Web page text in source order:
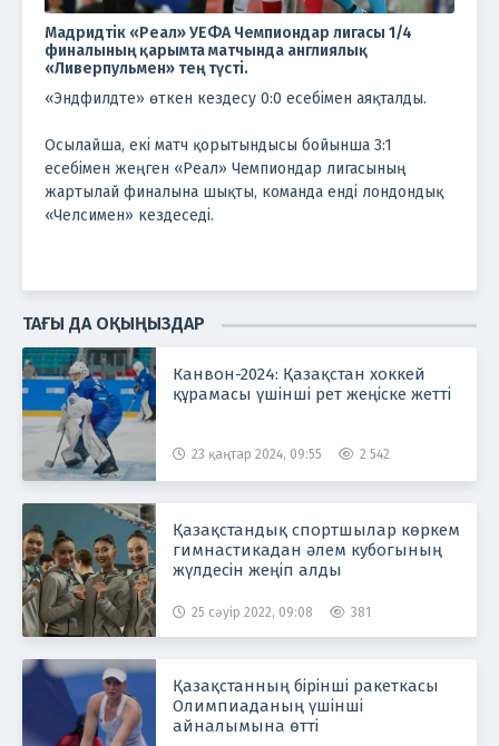
Мадридтік «Реал» УЕФА Чемпиондар лигасы 1/4
финалының қарымта матчында англиялық
«Ливерпульмен» тең түсті.
«Эндфилдте» өткен кездесу 0:0 есебімен аяқталды.
Осылайша, екі матч қорытындысы бойынша 3:1
есебімен жеңген «Реал» Чемпиондар лигасының
жартылай финалына шықты, команда енді лондондық
«Челсимен» кездеседі.
ТАҒЫ ДА ОҚЫҢЫЗДАР
Канвон-2024: Қазақстан хоккей
құрамасы үшінші рет жеңіске жетті
23 қаңтар 2024, 09:55 2 542
Қазақстандық спортшылар көркем
гимнастикадан әлем кубогының
жүлдесін жеңіп алды
25 сәуір 2022, 09:08 381
Қазақстанның бірінші ракеткасы
Олимпиаданың үшінші
айналымына өтті